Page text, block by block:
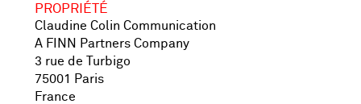
PROPRIÉTÉ
Claudine Colin Communication
A FINN Partners Company
3 rue de Turbigo
75001 Paris
France